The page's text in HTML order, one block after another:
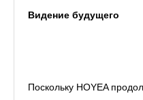
Видение будущего
Поскольку HOYEA